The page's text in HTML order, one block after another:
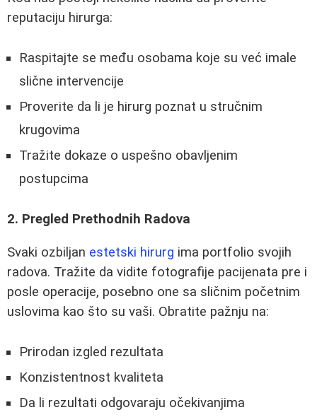
reputaciju hirurga:
Raspitajte se među osobama koje su već imale
slične intervencije
Proverite da li je hirurg poznat u stručnim
krugovima
Tražite dokaze o uspešno obavljenim
postupcima
2. Pregled Prethodnih Radova
Svaki ozbiljan estetski hirurg ima portfolio svojih
radova. Tražite da vidite fotografije pacijenata pre i
posle operacije, posebno one sa sličnim početnim
uslovima kao što su vaši. Obratite pažnju na:
Prirodan izgled rezultata
Konzistentnost kvaliteta
Da li rezultati odgovaraju očekivanjima